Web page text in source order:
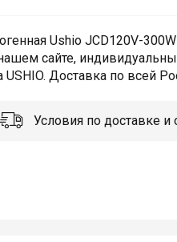
Ushio JCD120V-
сайте,
USHIO. Доставка по всей
Условия по доставке и